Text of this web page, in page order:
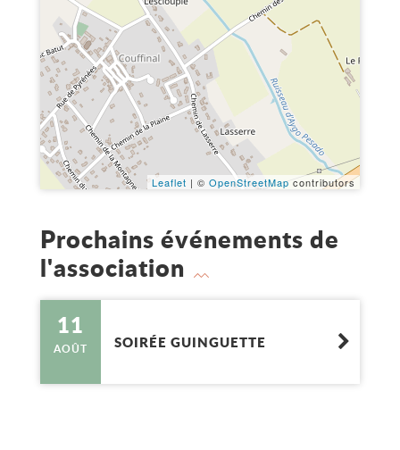
Leaflet | ©OpenStreetMap contributors
Prochains événements de
l'association
11
AOÛT SOIRÉE GUINGUETTE